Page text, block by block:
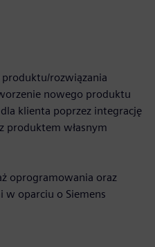
produktu/rozwiązania
nowego produktu
klienta poprzez integrację
produktem własnym
oprogramowania oraz
oparciu o Siemens